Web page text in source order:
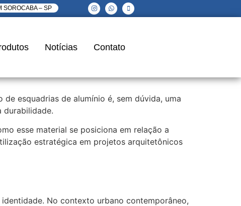
SOROCABA – SP
Notícias Contato
esquadrias de alumínio é, sem dúvida, uma
durabilidade.
esse material se posiciona em relação a
estratégica em projetos arquitetônicos
No contexto urbano contemporâneo,